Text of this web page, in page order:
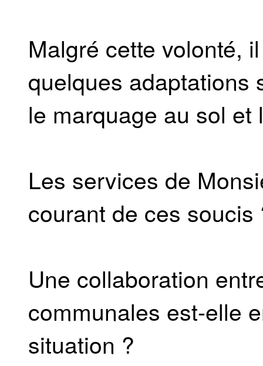
Malgré cette volonté,
quelques adaptations
le marquage au sol et
Les services de
courant de ces soucis
Une collaboration
communales est-elle
situation ?